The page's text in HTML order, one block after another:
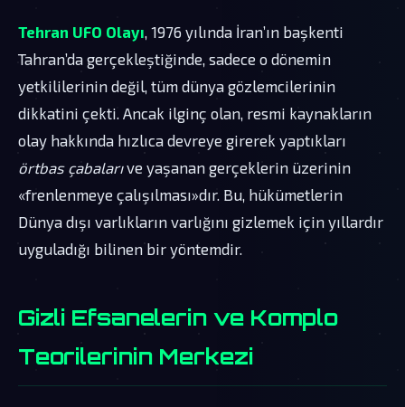
Tehran UFO Olayı , 1976 yılında İran’ın başkenti
Tahran’da gerçekleştiğinde, sadece o dönemin
yetkililerinin değil, tüm dünya gözlemcilerinin
dikkatini çekti. Ancak ilginç olan, resmi kaynakların
olay hakkında hızlıca devreye girerek yaptıkları
örtbas çabalarıve yaşanan gerçeklerin üzerinin
«frenlenmeye çalışılması»dır. Bu, hükümetlerin
Dünya dışı varlıkların varlığını gizlemek için yıllardır
uyguladığı bilinen bir yöntemdir.
Gizli Efsanelerin ve Komplo
Teorilerinin Merkezi